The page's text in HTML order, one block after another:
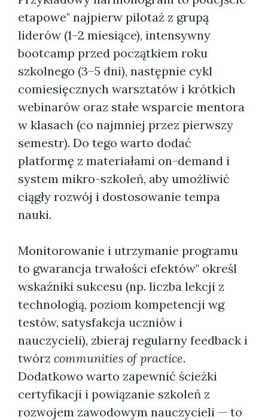
etapowe" najpierw pilotaż z grupą
liderów (1–2 miesiące), intensywny
bootcamp przed początkiem roku
szkolnego (3–5 dni), następnie cykl
comiesięcznych warsztatów i krótkich
webinarów oraz stałe wsparcie mentora
w klasach (co najmniej przez pierwszy
semestr). Do tego warto dodać
platformę z materiałami on-demand i
system mikro-szkoleń, aby umożliwić
ciągły rozwój i dostosowanie tempa
nauki.
Monitorowanie i utrzymanie programu
to gwarancja trwałości efektów" określ
wskaźniki sukcesu (np. liczba lekcji z
technologią, poziom kompetencji wg
testów, satysfakcja uczniów i
nauczycieli), zbieraj regularny feedback i
twórz communities of practice.
Dodatkowo warto zapewnić ścieżki
certyfikacji i powiązanie szkoleń z
rozwojem zawodowym nauczycieli — to